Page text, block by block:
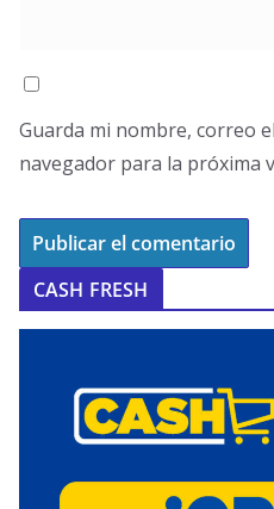
Guarda mi nombre, correo
navegador para la próxima
CASH FRESH